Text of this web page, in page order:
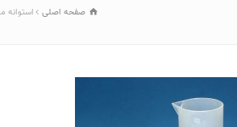
صفحه اصلی استوانه